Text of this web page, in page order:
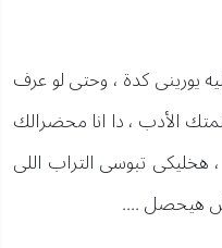
يورينى كدة ، وحتى لو عرف
الأدب ، دا انا محضرالك
تبوسى التراب اللى
هيحصل ....